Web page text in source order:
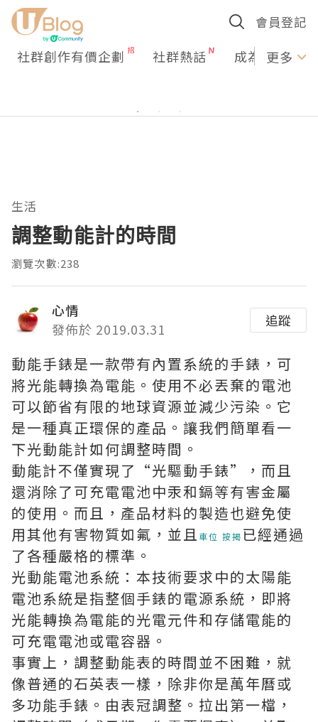
會員登記
社群創作有價企劃 社群熱話 成為U更多
生活
調整動能計的時間
瀏覽次數:238
心情
發佈於 2019.03.31
追蹤
動能手錶是一款帶有內置系統的手錶，可
將光能轉換為電能。使用不必丟棄的電池
可以節省有限的地球資源並減少污染。它
是一種真正環保的產品。讓我們簡單看一
下光動能計如何調整時間。
動能計不僅實現了“光驅動手錶”，而且
還消除了可充電電池中汞和鎘等有害金屬
的使用。而且，產品材料的製造也避免使
用其他有害物質如氟，並且 車位 按揭 已經通過
了各種嚴格的標準。
光動能電池系統：本技術要求中的太陽能
電池系統是指整個手錶的電源系統，即將
光能轉換為電能的光電元件和存儲電能的
可充電電池或電容器。
事實上，調整動能表的時間並不困難，就
像普通的石英表一樣，除非你是萬年曆或
多功能手錶。由表冠調整。拉出第一檔，